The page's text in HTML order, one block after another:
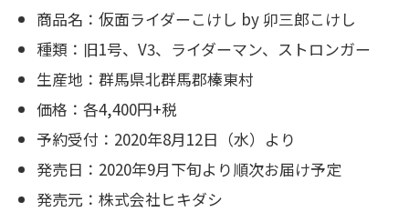
商品名：仮面ライダーこけし by 卯三郎こけし
種類：旧1号、V3、ライダーマン、ストロンガー
生産地：群馬県北群馬郡榛東村
価格：各4,400円+税
予約受付：2020年8月12日（水）より
発売日：2020年9月下旬より順次お届け予定
発売元：株式会社ヒキダシ